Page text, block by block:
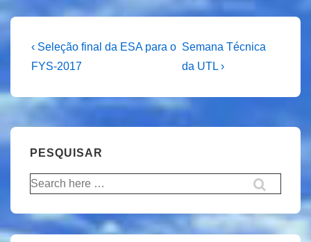
Navegação
de
artigos
Previous
Post
‹ Seleção final da ESA para o
FYS-2017
Next
Post
Semana Técnica
da UTL ›
PESQUISAR
Pesquisar
por: